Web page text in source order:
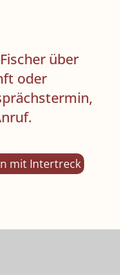
über
oder
mit Intertreck